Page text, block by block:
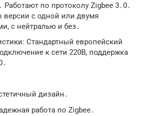
по протоколу Zigbee 3․0․
версии с одной или двумя
с нейтралью и без․
Стандартный европейский
к сети 220В, поддержка
дизайн․
работа по Zigbee․